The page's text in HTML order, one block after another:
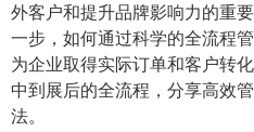
外客户和提升品牌影响力的重
一步，如何通过科学的全流程
为企业取得实际订单和客户转
中到展后的全流程，分享高效
法。